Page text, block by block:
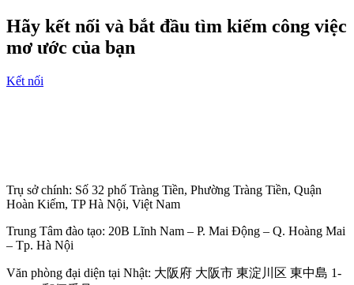
Hãy kết nối và bắt đầu tìm kiếm công việc
mơ ước của bạn
Kết nối
Trụ sở chính: Số 32 phố Tràng Tiền, Phường Tràng Tiền, Quận
Hoàn Kiếm, TP Hà Nội, Việt Nam
Trung Tâm đào tạo: 20B Lĩnh Nam – P. Mai Động – Q. Hoàng Mai
– Tp. Hà Nội
Văn phòng đại diện tại Nhật: 大阪府 大阪市 東淀川区 東中島 1-